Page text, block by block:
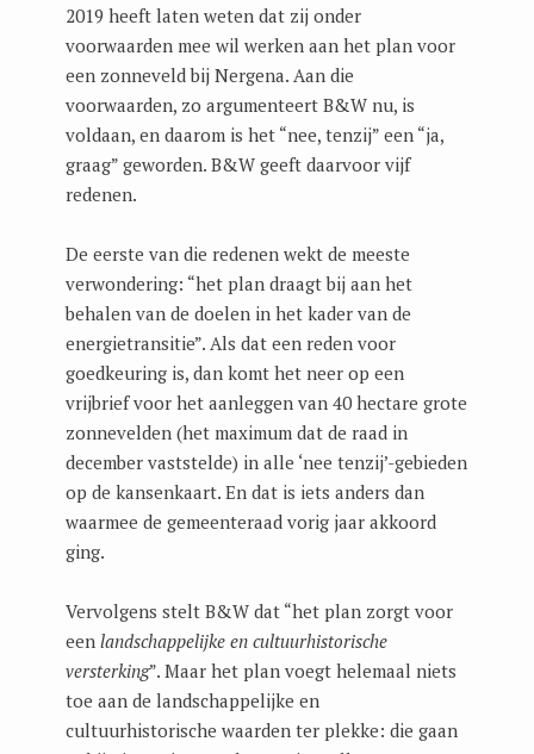
2019 heeft laten weten dat zij onder
voorwaarden mee wil werken aan het plan voor
een zonneveld bij Nergena. Aan die
voorwaarden, zo argumenteert B&W nu, is
voldaan, en daarom is het “nee, tenzij” een “ja,
graag” geworden. B&W geeft daarvoor vijf
redenen.
De eerste van die redenen wekt de meeste
verwondering: “het plan draagt bij aan het
behalen van de doelen in het kader van de
energietransitie”. Als dat een reden voor
goedkeuring is, dan komt het neer op een
vrijbrief voor het aanleggen van 40 hectare grote
zonnevelden (het maximum dat de raad in
december vaststelde) in alle ‘nee tenzij’-gebieden
op de kansenkaart. En dat is iets anders dan
waarmee de gemeenteraad vorig jaar akkoord
ging.
Vervolgens stelt B&W dat “het plan zorgt voor
eenlandschappelijke en cultuurhistorische
versterking”. Maar het plan voegt helemaal niets
toe aan de landschappelijke en
cultuurhistorische waarden ter plekke: die gaan